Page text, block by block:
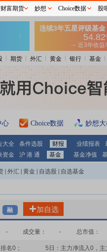
期货 外汇 黄金 银行 基金
心 Choice数据 妙想
大全 条件选股 财报 业绩报表
资金 沪 港 通 基金 基金净值
外汇 黄金 自选股 自选基金
融 加自选
- 成交量： - 总市值：
名0 ； 5日：主力净流入0 ，
富期货 妙想 Choice数据 股